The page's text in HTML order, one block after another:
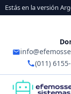
Estás en la versión
(011)